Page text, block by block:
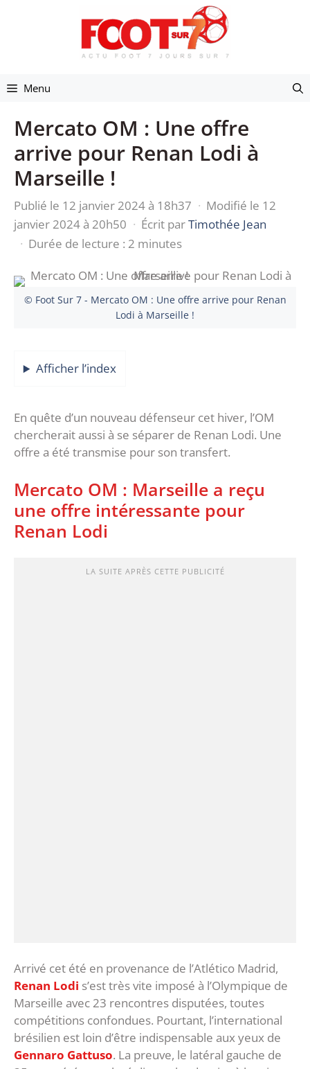
Menu
Mercato OM : Une offre
arrive pour Renan Lodi à
Marseille !
Publié le 12 janvier 2024 à 18h37 · Modifié le 12
janvier 2024 à 20h50 · Écrit parTimothée Jean
· Durée de lecture : 2 minutes
© Foot Sur 7 - Mercato OM : Une offre arrive pour Renan
Lodi à Marseille !
Afficher l’index
En quête d’un nouveau défenseur cet hiver, l’OM
chercherait aussi à se séparer de Renan Lodi. Une
offre a été transmise pour son transfert.
Mercato OM : Marseille a reçu
une offre intéressante pour
Renan Lodi
LA SUITE APRÈS CETTE PUBLICITÉ
Arrivé cet été en provenance de l’Atlético Madrid,
Renan Lodi s’est très vite imposé à l’Olympique de
Marseille avec 23 rencontres disputées, toutes
compétitions confondues. Pourtant, l’international
brésilien est loin d’être indispensable aux yeux de
Gennaro Gattuso. La preuve, le latéral gauche de